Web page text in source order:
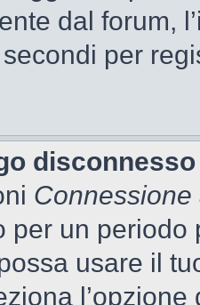
dal forum,
per
per un
usare il